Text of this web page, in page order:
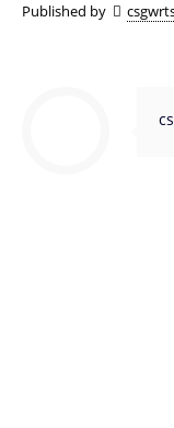
Published by